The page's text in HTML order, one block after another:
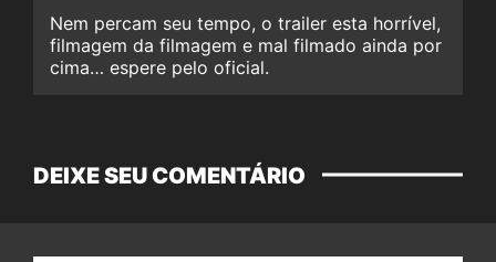
Nem percam seu tempo, o trailer esta horrível,
filmagem da filmagem e mal filmado ainda por
cima… espere pelo oficial.
DEIXE SEU COMENTÁRIO